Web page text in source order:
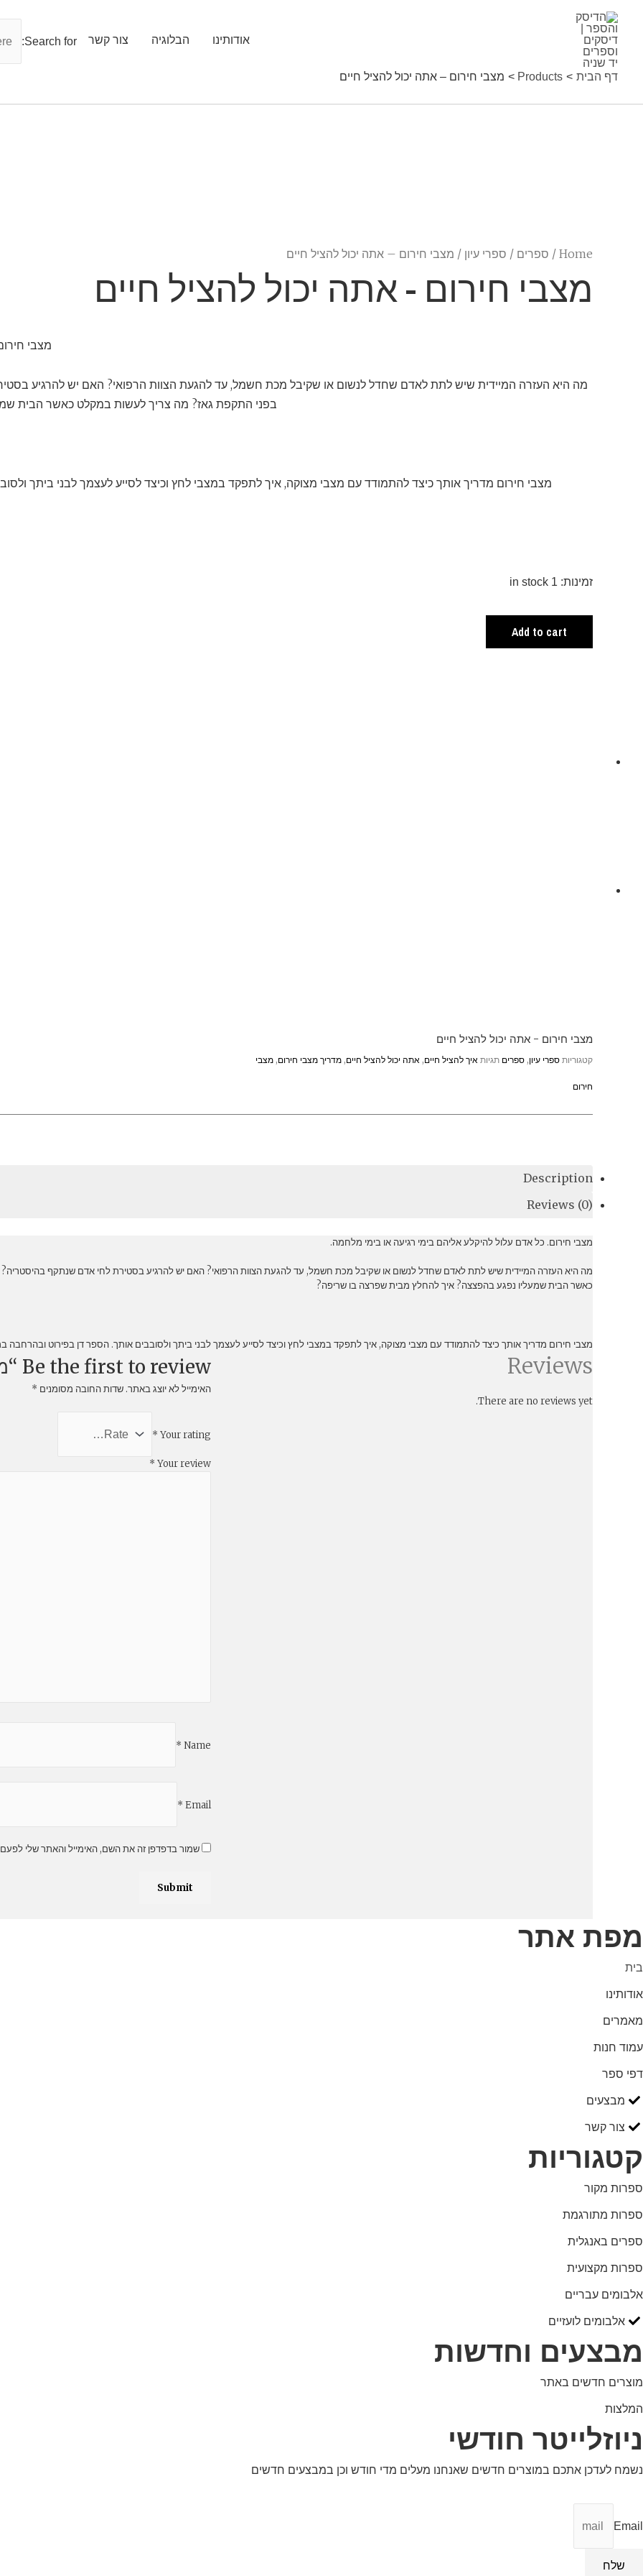
אודותינו הבלוגיה צור קשר Search for:
דף הבית Products מצבי חירום – אתה יכול להציל חיים
Home
/ ספרים / ספרי עיון / מצבי חירום – אתה יכול להציל חיים
מצבי חירום - אתה יכול להציל חיים
מצבי
מה היא העזרה המיידית שיש לתת לאדם שחדל לנשום או שקיבל מכת חשמל, עד להגעת הצוות הרפואי? האם יש להרגיע
בפני התקפת גאז? מה צריך לעשות במקלט כאשר הבית
מצבי חירום מדריך אותך כיצד להתמודד עם מצבי מצוקה, איך לתפקד במצבי לחץ וכיצד לסייע לעצמך לבני ביתך
זמינות: 1 in stock
מצבי
חירום
-
Add to cart
Sale!
Sale!
מצבי חירום - אתה יכול להציל חיים
קטגוריות ספרי עיון, ספרים תגיות איך להציל חיים, אתה יכול להציל חיים, מדריך מצבי חירום, מצבי
חירום
Description
Reviews (0)
מצבי חירום. כל אדם עלול להיקלע אליהם בימי רגיעה או בימי מלחמה.
מה היא העזרה המיידית שיש לתת לאדם שחדל לנשום או שקיבל מכת חשמל, עד להגעת הצוות הרפואי? האם יש להרגיע בסטירת לחי אדם שנתקף
כאשר הבית שמעליו נפגע בהפצצה? איך להחלץ מבית שפרצה בו שריפה?
מצבי חירום מדריך אותך כיצד להתמודד עם מצבי מצוקה, איך לתפקד במצבי לחץ וכיצד לסייע לעצמך לבני ביתך ולסובבים אותך. הספר דן בפירוט ובהרחבה
Reviews
There are no reviews yet.
Be the first to review “מצבי חירום – אתה יכול להציל חיים”
האימייל לא יוצג באתר. שדות החובה מסומנים *
Your rating
*
Your review
*
Name
*
Email
*
שמור בדפדפן זה את השם, האימייל והאתר שלי
מפת אתר
בית
אודותינו
מאמרים
עמוד חנות
דפי ספר
מבצעים
צור קשר
קטגוריות
ספרות מקור
ספרות מתורגמת
ספרים באנגלית
ספרות מקצועית
אלבומים עבריים
אלבומים לועזיים
מבצעים וחדשות
מוצרים חדשים באתר
המלצות
ניוזלייטר חודשי
נשמח לעדכן אתכם במוצרים חדשים שאנחנו מעלים מדי חודש וכן במבצעים חדשים
Email
שלח